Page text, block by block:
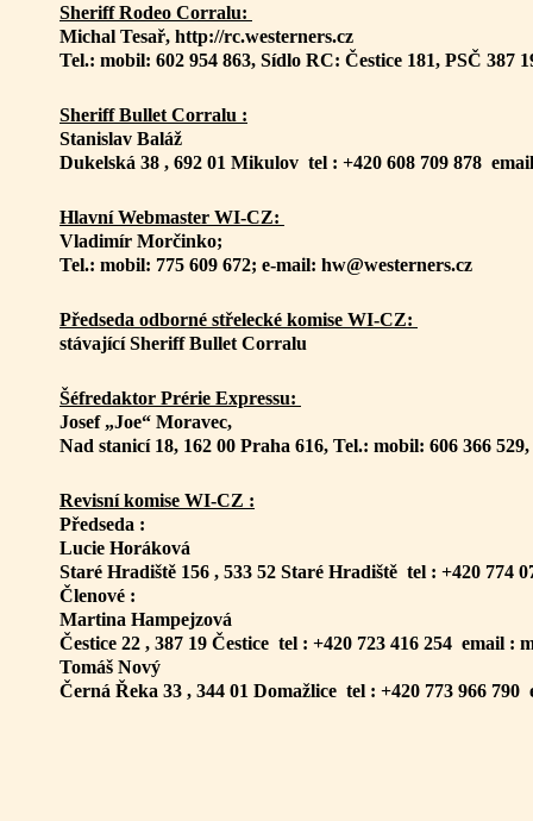
Sheriff Rodeo Corralu:
Michal Tesař, http://rc.westerners.cz
Tel.: mobil: 602 954 863, Sídlo RC: Čestice 181, PSČ 387
Sheriff Bullet Corralu :
Stanislav Baláž
Dukelská 38 , 692 01 Mikulov tel : +420 608 709 878
Hlavní Webmaster WI-CZ:
Vladimír Morčinko;
Tel.: mobil: 775 609 672; e-mail: hw@westerners.cz
Předseda odborné střelecké komise WI-CZ:
stávající Sheriff Bullet Corralu
Šéfredaktor Prérie Expressu:
Josef „Joe“ Moravec,
Nad stanicí 18, 162 00 Praha 616, Tel.: mobil: 606 366
Revisní komise WI-CZ :
Předseda :
Lucie Horáková
Staré Hradiště 156 , 533 52 Staré Hradiště tel : +420 774
Členové :
Martina Hampejzová
Čestice 22 , 387 19 Čestice tel : +420 723 416 254 email :
Tomáš Nový
Černá Řeka 33 , 344 01 Domažlice tel : +420 773 966